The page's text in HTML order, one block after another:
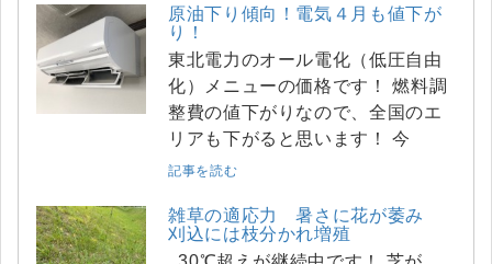
原油下り傾向！電気４月も値下が
り！
東北電力のオール電化（低圧自由
化）メニューの価格です！ 燃料調
整費の値下がりなので、全国のエ
リアも下がると思います！ 今
記事を読む
雑草の適応力 暑さに花が萎み
刈込には枝分かれ増殖